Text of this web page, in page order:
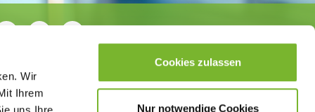
Wir
Ihrem
Cookies zulassen
Nur notwendige Cookies